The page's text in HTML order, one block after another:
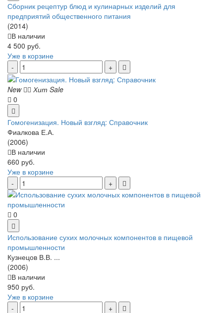
Сборник рецептур блюд и кулинарных изделий для
предприятий общественного питания
(2014)
В наличии
4 500 руб.
Уже в корзине
New Хит Sale
0
Гомогенизация. Новый взгляд: Справочник
Фиалкова Е.А.
(2006)
В наличии
660 руб.
Уже в корзине
0
Использование сухих молочных компонентов в пищевой
промышленности
Кузнецов В.В. ...
(2006)
В наличии
950 руб.
Уже в корзине